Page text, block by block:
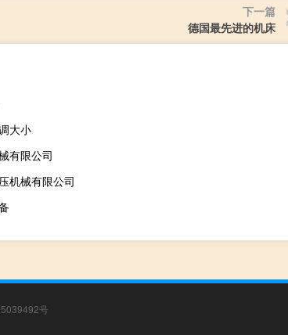
下一篇
德国最先进的机床
大小
有限公司
机械有限公司
号